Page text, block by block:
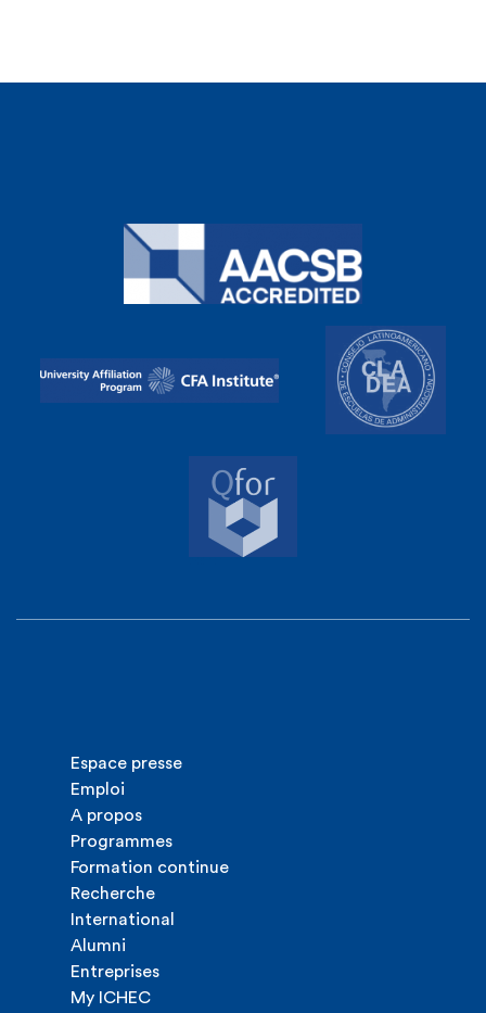
Espace presse
Emploi
A propos
Programmes
Formation continue
Recherche
International
Alumni
Entreprises
My ICHEC